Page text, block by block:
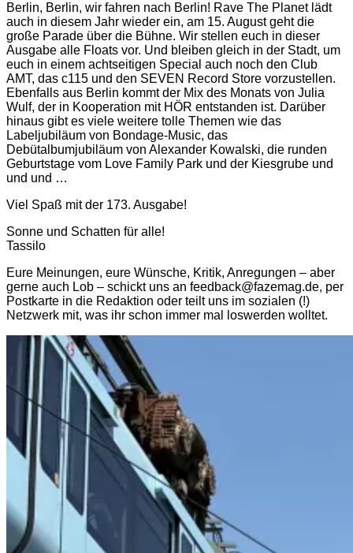
Berlin, Berlin, wir fahren nach Berlin! Rave The Planet lädt
auch in diesem Jahr wieder ein, am 15. August geht die
große Parade über die Bühne. Wir stellen euch in dieser
Ausgabe alle Floats vor. Und bleiben gleich in der Stadt, um
euch in einem achtseitigen Special auch noch den Club
AMT, das c115 und den SEVEN Record Store vorzustellen.
Ebenfalls aus Berlin kommt der Mix des Monats von Julia
Wulf, der in Kooperation mit HÖR entstanden ist. Darüber
hinaus gibt es viele weitere tolle Themen wie das
Labeljubiläum von Bondage-Music, das
Debütalbumjubiläum von Alexander Kowalski, die runden
Geburtstage vom Love Family Park und der Kiesgrube und
und und …
Viel Spaß mit der 173. Ausgabe!
Sonne und Schatten für alle!
Tassilo
Eure Meinungen, eure Wünsche, Kritik, Anregungen – aber
gerne auch Lob – schickt uns an feedback@fazemag.de, per
Postkarte in die Redaktion oder teilt uns im sozialen (!)
Netzwerk mit, was ihr schon immer mal loswerden wolltet.